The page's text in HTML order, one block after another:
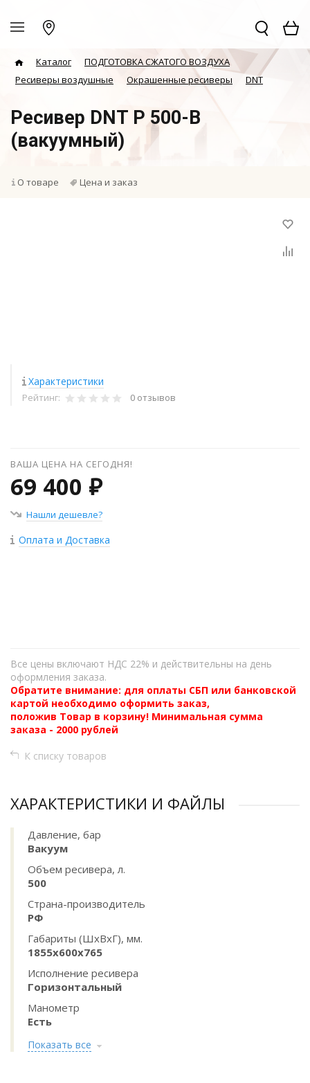
Каталог
ПОДГОТОВКА СЖАТОГО ВОЗДУХА
Ресиверы воздушные
Окрашенные ресиверы DNT
Ресивер DNT Р 500-В
(вакуумный)
О товаре Цена и заказ
Характеристики
Рейтинг: 0 отзывов
ВАША ЦЕНА НА СЕГОДНЯ!
69 400 ₽
Нашли дешевле?
Оплата и Доставка
Все цены включают НДС 22% и действительны на день
оформления заказа.
Обратите внимание: для оплаты СБП или банковской
картой необходимо оформить заказ,
положив Товар в корзину! Минимальная сумма
заказа - 2000 рублей
К списку товаров
ХАРАКТЕРИСТИКИ И ФАЙЛЫ
Давление, бар
Вакуум
Объем ресивера, л.
500
Страна-производитель
РФ
Габариты (ШхВхГ), мм.
1855x600x765
Исполнение ресивера
Горизонтальный
Манометр
Есть
Показать все